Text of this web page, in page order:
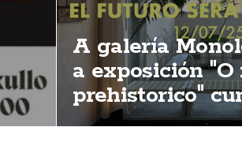
A galería
a exposición
prehistorico"
vermú